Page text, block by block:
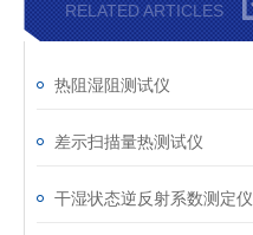
RELATED ARTICLES
热阻湿阻测试仪
差示扫描量热测试仪
干湿状态逆反射系数测定仪